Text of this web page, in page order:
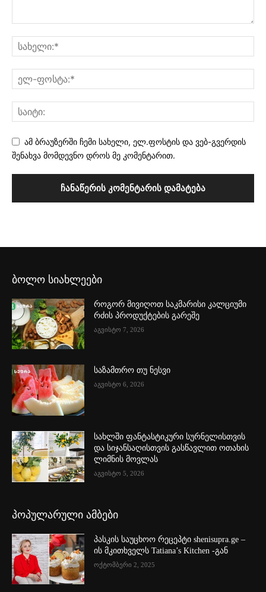
ამ ბრაუზერში ჩემი სახელი, ელ.ფოსტის და ვებ-გვერდის
შენახვა მომდევნო დროს მე კომენტარით.
ბოლო სიახლეები
როგორ მივიღოთ საკმარისი კალციუმი
რძის პროდუქტების გარეშე
აგვისტო 7, 2026
საზამთრო თუ ნესვი
აგვისტო 6, 2026
სახლში ფანტასტიკური სურნელისთვის
და სიჯანსაღისთვის გასწავლით ოთახის
ლიმნის მოვლას
აგვისტო 5, 2026
პოპულარული ამბები
პასკის საუცხოო რეცეპტი shenisupra.ge –
ის მკითხველს Tatiana’s Kitchen -გან
ოქტომბერი 2, 2025